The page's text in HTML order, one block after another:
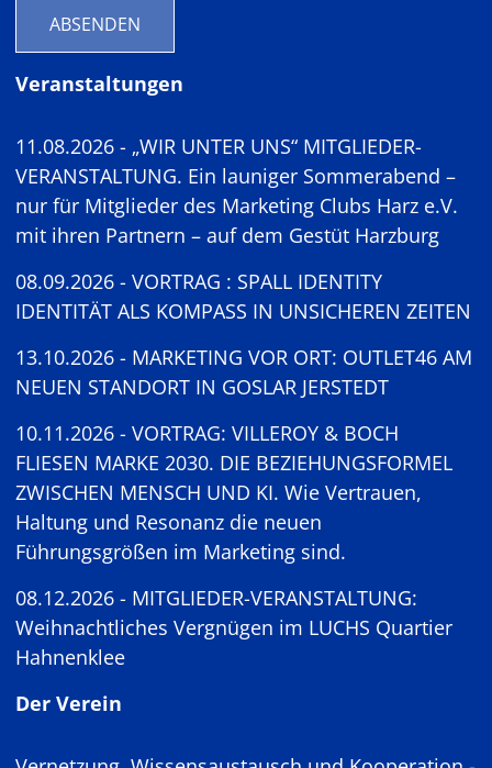
ABSENDEN
Veranstaltungen
11.08.2026 - „WIR UNTER UNS“ MITGLIEDER-
VERANSTALTUNG. Ein launiger Sommerabend –
nur für Mitglieder des Marketing Clubs Harz e.V.
mit ihren Partnern – auf dem Gestüt Harzburg
08.09.2026 - VORTRAG : SPALL IDENTITY
IDENTITÄT ALS KOMPASS IN UNSICHEREN ZEITEN
13.10.2026 - MARKETING VOR ORT: OUTLET46 AM
NEUEN STANDORT IN GOSLAR JERSTEDT
10.11.2026 - VORTRAG: VILLEROY & BOCH
FLIESEN MARKE 2030. DIE BEZIEHUNGSFORMEL
ZWISCHEN MENSCH UND KI. Wie Vertrauen,
Haltung und Resonanz die neuen
Führungsgrößen im Marketing sind.
08.12.2026 - MITGLIEDER-VERANSTALTUNG:
Weihnachtliches Vergnügen im LUCHS Quartier
Hahnenklee
Der Verein